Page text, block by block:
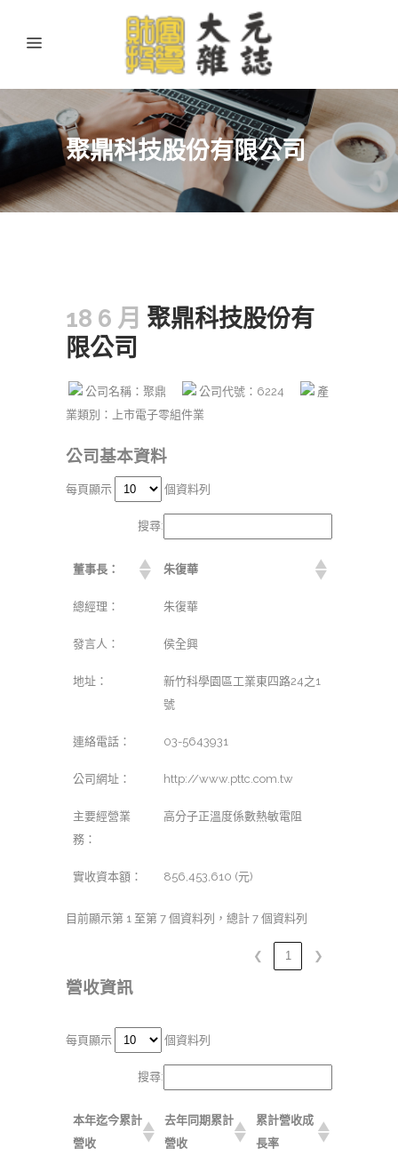
聚鼎科技股份有限公司
18 6 月 聚鼎科技股份有
限公司
公司名稱：聚鼎 公司代號：6224
產
業類別：上市電子零組件業
公司基本資料
每頁顯示 個資料列
搜尋:
董事長： 朱復華
總經理： 朱復華
發言人： 侯全興
地址：
新竹科學園區工業東四路24之1
號
連絡電話： 03-5643931
公司網址： http://www.pttc.com.tw
主要經營業
務：
高分子正溫度係數熱敏電阻
實收資本額： 856,453,610 (元)
目前顯示第 1 至第 7 個資料列，總計 7 個資料列
❮ 1 ❯
營收資訊
每頁顯示 個資料列
搜尋:
本年迄今累計
營收
去年同期累計
營收
累計營收成
長率